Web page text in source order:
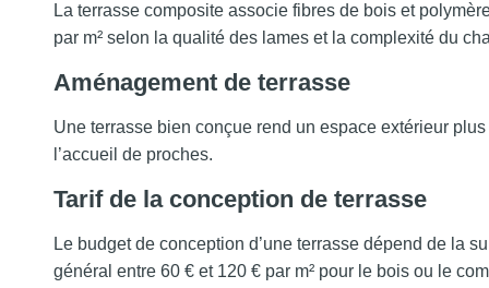
La terrasse composite associe fibres de bois et
par m² selon la qualité des lames et la complexité du
Aménagement de terrasse
Une terrasse bien conçue rend un espace extérieur
l’accueil de proches.
Tarif de la conception de terrasse
Le budget de conception d’une terrasse dépend de la
général entre 60 € et 120 € par m² pour le bois ou le